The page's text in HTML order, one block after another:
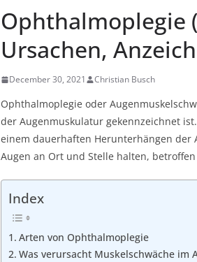
Ophthalmoplegie
Ursachen,
December 30, 2021 Christian Busch
Ophthalmoplegie oder
der Augenmuskulatur gekennzeichnet
einem dauerhaften Herunterhängen der
Augen an Ort und Stelle halten,
Index
Arten von Ophthalmoplegie
Was verursacht Muskelschwäche im